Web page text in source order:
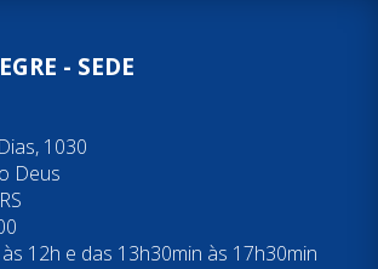
- SEDE
1030
Deus
12h e das 13h30min às 17h30min